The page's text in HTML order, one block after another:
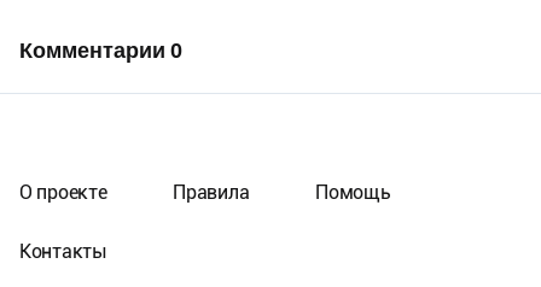
Комментарии 0
О проекте Правила Помощь
Контакты